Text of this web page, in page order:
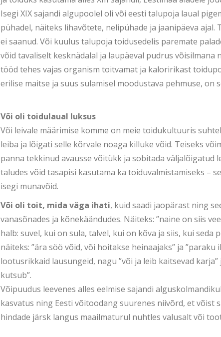
Isegi XIX sajandi algupoolel oli või eesti talupoja laual
pühadel, näiteks lihavõtete, nelipühade ja jaanipäeva
ei saanud. Või kuulus talupoja toidusedelis paremate
võid tavaliselt kesknädalal ja laupäeval pudrus võisilmana
tööd tehes vajas organism toitvamat ja kaloririkast
erilise maitse ja suus sulamisel moodustava pehmuse, on
Või oli toidulaual luksus
Või leivale määrimise komme on meie toidukultuuris
leiba ja lõigati selle kõrvale noaga killuke võid. Teiseks
panna tekkinud avausse võitükk ja sobitada väljalõigatud
taludes võid tasapisi kasutama ka toiduvalmistamiseks –
isegi munavõid.
Või oli toit, mida väga ihati, kuid saadi jaopärast ning
vanasõnades ja kõnekäändudes. Näiteks: ”naine on siis
halb: suvel, kui on sula, talvel, kui on kõva ja siis, kui seda
näiteks: ”ära söö võid, või hoitakse heinaajaks” ja
lootusrikkaid lausungeid, nagu ”või ja leib kaitsevad
kutsub”.
Võipuudus leevenes alles eelmise sajandi
kasvatus ning Eesti võitoodang suurenes niivõrd, et võist
hindade järsk langus maailmaturul nuhtles valusalt või